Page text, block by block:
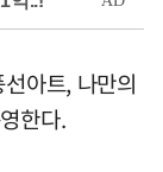
아트, 나만의
한다.